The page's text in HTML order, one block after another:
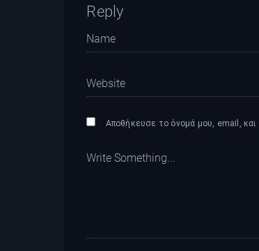
Reply
Αποθήκευσε το όνομά μου, email,